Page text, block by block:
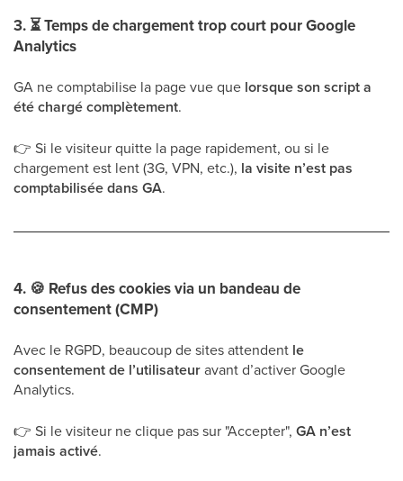
3. ⏳Temps de chargement trop court pour Google
Analytics
GA ne comptabilise la page vue que lorsque son script a
été chargé complètement.
👉 Si le visiteur quitte la page rapidement, ou si le
chargement est lent (3G, VPN, etc.), la visite n’est pas
comptabilisée dans GA.
4. 🍪 Refus des cookies via un bandeau de
consentement (CMP)
Avec le RGPD, beaucoup de sites attendent le
consentement de l’utilisateuravant d’activer Google
Analytics.
👉 Si le visiteur ne clique pas sur "Accepter", GA n’est
jamais activé.